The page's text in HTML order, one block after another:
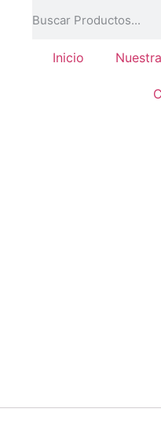
Inicio